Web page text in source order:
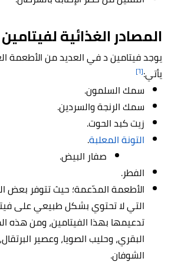
المصادر الغذائية
يوجد فيتامين د في العديد من الأطعمة
يأتي:[٦]
سمك السلمون.
سمك الرنجة والسردين.
زيت كبد الحوت.
التونة المعلبة.
صفار البيض.
الفطر.
الأطعمة المدّعمة؛ حيث تتوفر بعض
التي لا تحتوي بشكل طبيعي على
تدعيمها بهذا الفيتامين، ومن هذه
البقري، وحليب الصويا، وعصير
الشوفان.